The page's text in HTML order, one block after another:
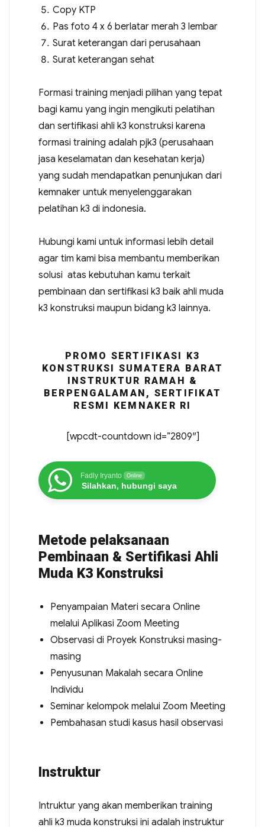
Copy KTP
Pas foto 4 x 6 berlatar merah 3 lembar
Surat keterangan dari perusahaan
Surat keterangan sehat
Formasi training menjadi pilihan yang tepat
bagi kamu yang ingin mengikuti pelatihan
dan sertifikasi ahli k3 konstruksi karena
formasi training adalah pjk3 (perusahaan
jasa keselamatan dan kesehatan kerja)
yang sudah mendapatkan penunjukan dari
kemnaker untuk menyelenggarakan
pelatihan k3 di indonesia.
Hubungi kami untuk informasi lebih detail
agar tim kami bisa membantu memberikan
solusi atas kebutuhan kamu terkait
pembinaan dan sertifikasi k3 baik ahli muda
k3 konstruksi maupun bidang k3 lainnya.
PROMO SERTIFIKASI K3
KONSTRUKSI SUMATERA BARAT
INSTRUKTUR RAMAH &
BERPENGALAMAN, SERTIFIKAT
RESMI KEMNAKER RI
[wpcdt-countdown id=”2809″]
Fadly Iryanto Online
Silahkan, hubungi saya
Metode pelaksanaan
Pembinaan & Sertifikasi Ahli
Muda K3 Konstruksi
Penyampaian Materi secara Online
melalui Aplikasi Zoom Meeting
Observasi di Proyek Konstruksi masing-
masing
Penyusunan Makalah secara Online
Individu
Seminar kelompok melalui Zoom Meeting
Pembahasan studi kasus hasil observasi
Instruktur
Intruktur yang akan memberikan training
ahli k3 muda konstruksi ini adalah instruktur